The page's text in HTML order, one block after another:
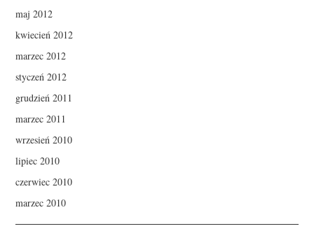
maj 2012
kwiecień 2012
marzec 2012
styczeń 2012
grudzień 2011
marzec 2011
wrzesień 2010
lipiec 2010
czerwiec 2010
marzec 2010